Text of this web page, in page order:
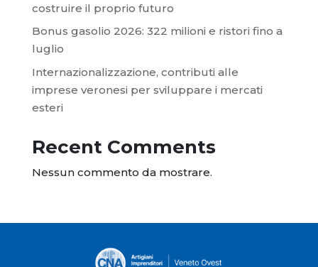
costruire il proprio futuro
Bonus gasolio 2026: 322 milioni e ristori fino a
luglio
Internazionalizzazione, contributi alle
imprese veronesi per sviluppare i mercati
esteri
Recent Comments
Nessun commento da mostrare.